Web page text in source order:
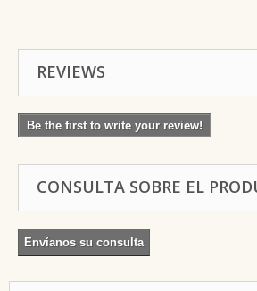
REVIEWS
Be the first to write your review!
CONSULTA SOBRE EL
Envíanos su consulta